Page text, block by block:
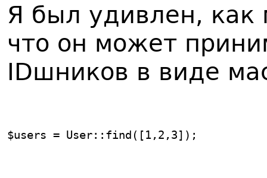
Я был удивлен, как
что он может
IDшников в виде
$users = User::find([1,2,3]);